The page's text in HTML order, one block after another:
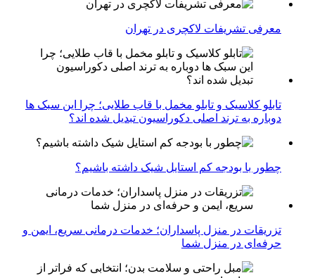
معرفی تشریفات لاکچری در تهران
تابلو کلاسیک و تابلو مخمل با قاب طلایی؛ چرا این سبک ها
دوباره به ترند اصلی دکوراسیون تبدیل شده اند؟
چطور با بودجه کم استایل شیک داشته باشیم؟
تزریقات در منزل پاسداران؛ خدمات درمانی سریع، ایمن و
حرفه‌ای در منزل شما